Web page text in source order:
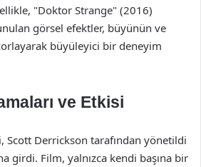
"Doktor Strange" (2016)
görsel efektler, büyünün ve
zorlayarak büyüleyici bir deneyim
ve Etkisi
Scott Derrickson tarafından yönetildi
girdi. Film, yalnızca kendi başına bir